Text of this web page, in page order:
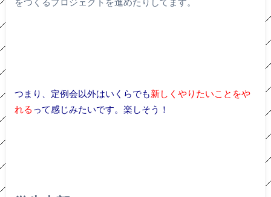
つまり、定例会以外はいくらでも新しくやりたいことをや
れる って感じみたいです。楽しそう！